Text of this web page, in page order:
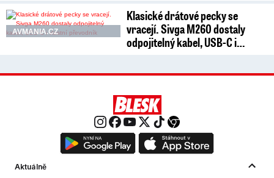
AVMANIA.CZ
Klasické drátové pecky se
vracejí. Sivga M260 dostaly
odpojitelný kabel, USB-C i…
Aktuálně